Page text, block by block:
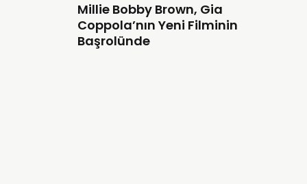
Millie Bobby Brown, Gia
Coppola’nın Yeni Filminin
Başrolünde